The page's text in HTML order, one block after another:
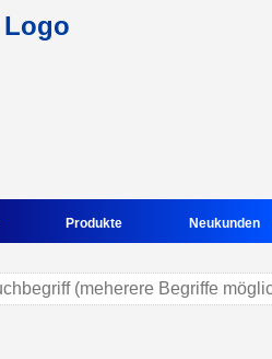
Produkte Neukunden